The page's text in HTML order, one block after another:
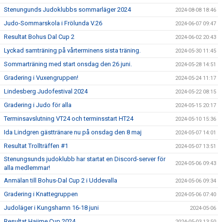
Stenungunds Judoklubbs sommarläger 2024 2024-08-08 18:46
Judo-Sommarskola i Frölunda V.26 2024-06-07 09:47
Resultat Bohus Dal Cup 2 2024-06-02 20:43
Lyckad samträning på vårterminens sista träning. 2024-05-30 11:45
Sommarträning med start onsdag den 26 juni. 2024-05-28 14:51
Gradering i Vuxengruppen! 2024-05-24 11:17
Lindesberg Judofestival 2024 2024-05-22 08:15
Gradering i Judo för alla 2024-05-15 20:17
Terminsavslutning VT24 och terminsstart HT24 2024-05-10 15:36
Ida Lindgren gästtränare nu på onsdag den 8 maj 2024-05-07 14:01
Resultat Trollträffen #1 2024-05-07 13:51
Stenungsunds judoklubb har startat en Discord-server för
alla medlemmar!
2024-05-06 09:43
Anmälan till Bohus-Dal Cup 2 i Uddevalla 2024-05-06 09:34
Gradering i Knattegruppen 2024-05-06 07:40
Judoläger i Kungshamn 16-18 juni 2024-05-06